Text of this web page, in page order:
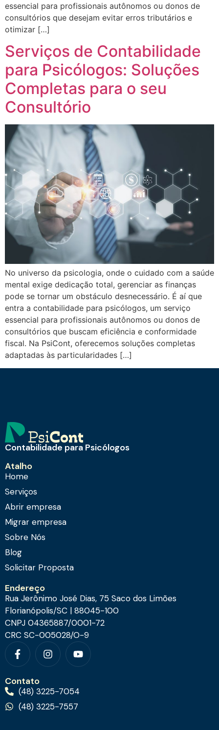
essencial para profissionais autônomos ou donos de
consultórios que desejam evitar erros tributários e
otimizar […]
Serviços de Contabilidade
para Psicólogos: Soluções
Completas para o seu
Consultório
No universo da psicologia, onde o cuidado com a saúde
mental exige dedicação total, gerenciar as finanças
pode se tornar um obstáculo desnecessário. É aí que
entra a contabilidade para psicólogos, um serviço
essencial para profissionais autônomos ou donos de
consultórios que buscam eficiência e conformidade
fiscal. Na PsiCont, oferecemos soluções completas
adaptadas às particularidades […]
Contabilidade para Psicólogos
Atalho
Home
Serviços
Abrir empresa
Migrar empresa
Sobre Nós
Blog
Solicitar Proposta
Endereço
Rua Jerônimo José Dias, 75 Saco dos Limões
Florianópolis/SC | 88045-100
CNPJ 04365887/0001-72
CRC SC-005028/O-9
Contato
(48) 3225-7054
(48) 3225-7557